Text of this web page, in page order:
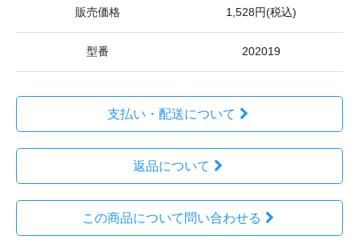
販売価格 1,528円(税込)
型番 202019
支払い・配送について
返品について
この商品について問い合わせる